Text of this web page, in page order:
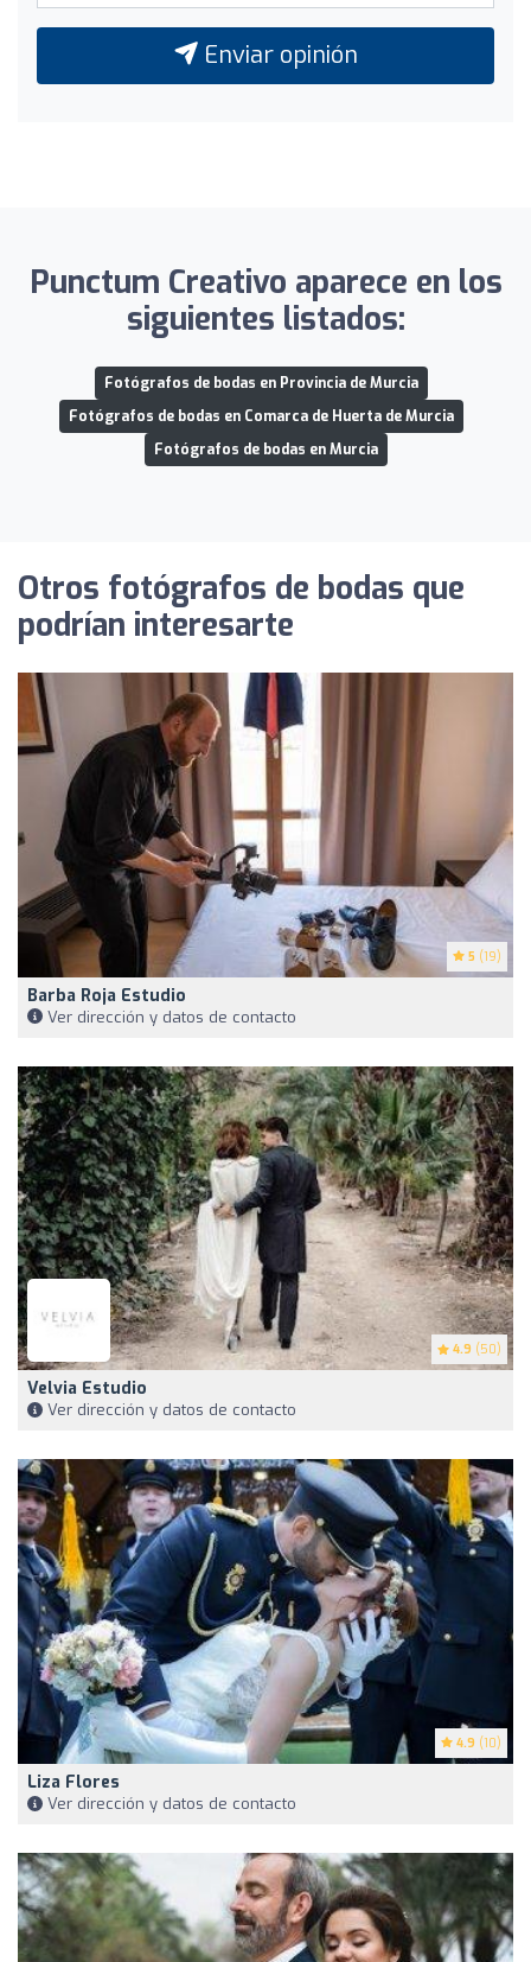
Enviar opinión
Punctum Creativo aparece en los
siguientes listados:
Fotógrafos de bodas en Provincia de Murcia
Fotógrafos de bodas en Comarca de Huerta de Murcia
Fotógrafos de bodas en Murcia
Otros fotógrafos de bodas que
podrían interesarte
5 (19)
Barba Roja Estudio
Ver dirección y datos de contacto
4.9 (50)
Velvia Estudio
Ver dirección y datos de contacto
4.9 (10)
Liza Flores
Ver dirección y datos de contacto